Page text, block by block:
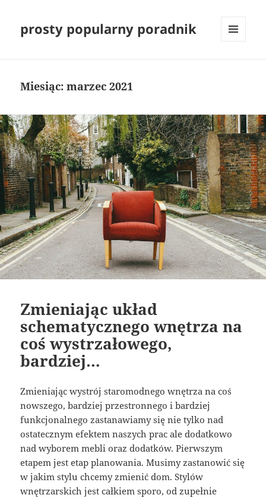
prosty popularny poradnik
Miesiąc:marzec 2021
Zmieniając układ
schematycznego wnętrza na
coś wystrzałowego,
bardziej…
Zmieniając wystrój staromodnego wnętrza na coś
nowszego, bardziej przestronnego i bardziej
funkcjonalnego zastanawiamy się nie tylko nad
ostatecznym efektem naszych prac ale dodatkowo
nad wyborem mebli oraz dodatków. Pierwszym
etapem jest etap planowania. Musimy zastanowić się
w jakim stylu chcemy zmienić dom. Stylów
wnętrzarskich jest całkiem sporo, od zupełnie